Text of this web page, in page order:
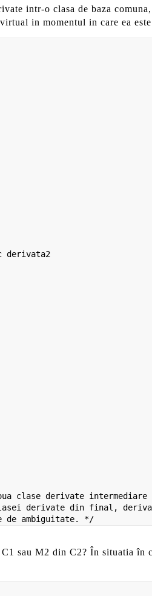
intr-o clasa de baza
in momentul in care ea
derivata2
clase derivate intermediare
derivate din final,
sau M2 din C2? În situatia în